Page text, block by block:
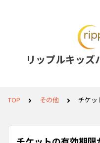
リップルキッズ
TOP その他 チケッ